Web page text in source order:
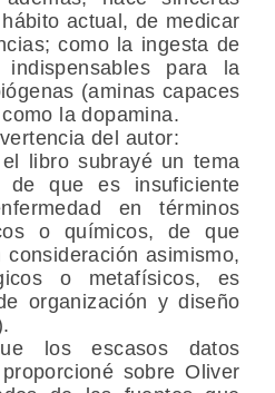
actual, de medicar
como la ingesta de
indispensables para la
(aminas capaces
la dopamina.
del autor:
libro subrayé un tema
de que es insuficiente
en términos
o químicos, de que
asimismo,
o metafísicos, es
organización y diseño
los escasos datos
sobre Oliver